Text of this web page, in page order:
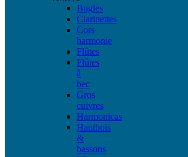
Bugles
Clarinettes
Cors
harmonie
Flûtes
Flûtes
à
bec
Gros
cuivres
Harmonicas
Hautbois
&
bassons